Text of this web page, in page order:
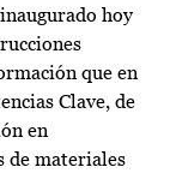
hoy
que en
Clave, de
en
de materiales